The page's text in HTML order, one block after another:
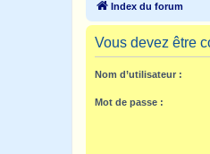
Index du forum
Vous devez être
Nom d’utilisateur :
Mot de passe :